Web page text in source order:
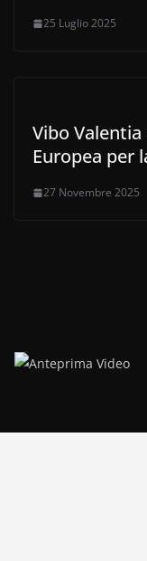
25 Luglio 2025
Vibo
Europea per
27 Novembre 2025